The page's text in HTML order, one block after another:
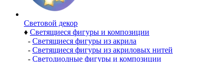
Световой декор
♦ Светящиеся фигуры и композиции
- Светящиеся фигуры из акрила
- Светящиеся фигуры из акриловых нитей
- Светодиодные фигуры и композиции